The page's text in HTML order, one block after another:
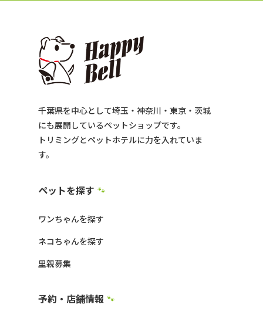
千葉県を中心として埼玉・神奈川・東京・茨城
にも展開しているペットショップです。
トリミングとペットホテルに力を入れていま
す。
ペットを探す 🐾
ワンちゃんを探す
ネコちゃんを探す
里親募集
予約・店舗情報 🐾